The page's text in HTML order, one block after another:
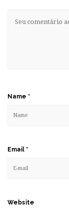
Name *
Email *
Website